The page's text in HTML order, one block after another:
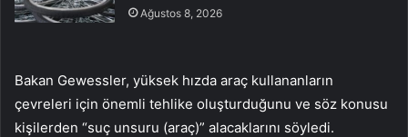
Ağustos 8, 2026
Bakan Gewessler, yüksek hızda araç kullananların
çevreleri için önemli tehlike oluşturduğunu ve söz konusu
kişilerden “suç unsuru (araç)” alacaklarını söyledi.